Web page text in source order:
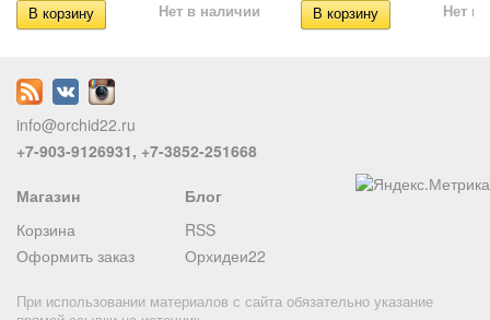
Нет в наличии Нет в
info@orchid22.ru
+7-903-9126931, +7-3852-251668
Магазин
Корзина
Оформить заказ
Блог
RSS
Орхидеи22
При использовании материалов с сайта обязательно указание